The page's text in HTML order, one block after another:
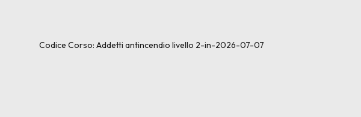
Codice Corso:Addetti antincendio livello 2-in-2026-07-07